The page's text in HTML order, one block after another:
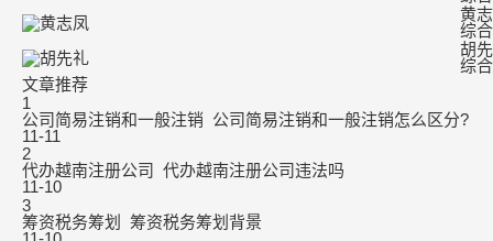
黄
综
胡
综
文章推荐
1
公司简易注销和一般注销_公司简易注销和一般注销怎么区分?
11-11
2
代办越南注册公司_代办越南注册公司违法吗
11-10
3
筹资税务筹划_筹资税务筹划背景